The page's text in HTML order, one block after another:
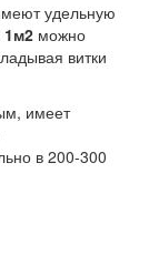
удельную
1м2 можно
витки
имеет
в 200-300